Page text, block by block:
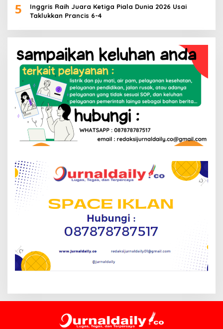
5
Inggris Raih Juara Ketiga Piala Dunia 2026 Usai
Taklukkan Prancis 6-4